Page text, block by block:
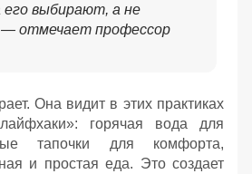
его выбирают, а не
— отмечает профессор
Она видит в этих практиках
горячая вода для
тапочки для комфорта,
и простая еда. Это создает